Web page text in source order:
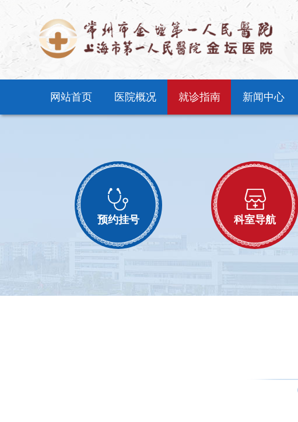
网站首页 医院概况 就诊指南 新闻中心
预约挂号 科室导航